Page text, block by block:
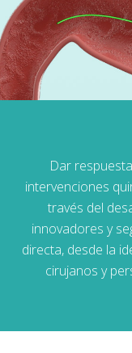
Dar
intervenciones
través del
innovadores y
directa, desde la
cirujanos y